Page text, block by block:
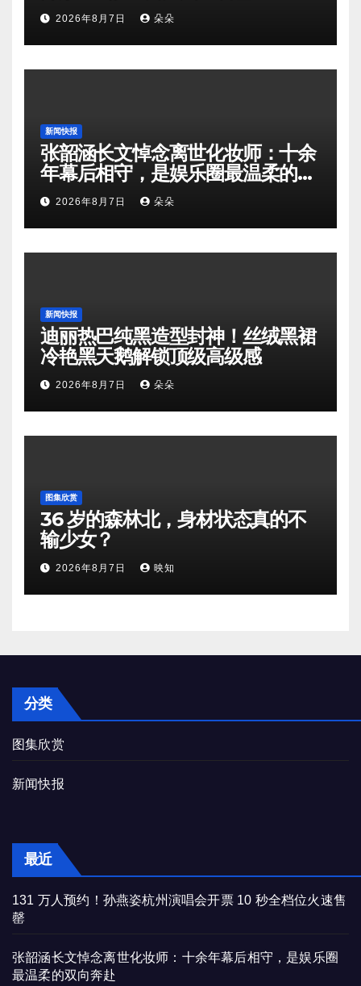
2026年8月7日 朵朵
新闻快报
张韶涵长文悼念离世化妆师：十余
年幕后相守，是娱乐圈最温柔的双
向奔赴
2026年8月7日 朵朵
新闻快报
迪丽热巴纯黑造型封神！丝绒黑裙
冷艳黑天鹅解锁顶级高级感
2026年8月7日 朵朵
图集欣赏
36 岁的森林北，身材状态真的不
输少女？
2026年8月7日 映知
分类
图集欣赏
新闻快报
最近
131 万人预约！孙燕姿杭州演唱会开票 10 秒全档位火速售
罄
张韶涵长文悼念离世化妆师：十余年幕后相守，是娱乐圈
最温柔的双向奔赴